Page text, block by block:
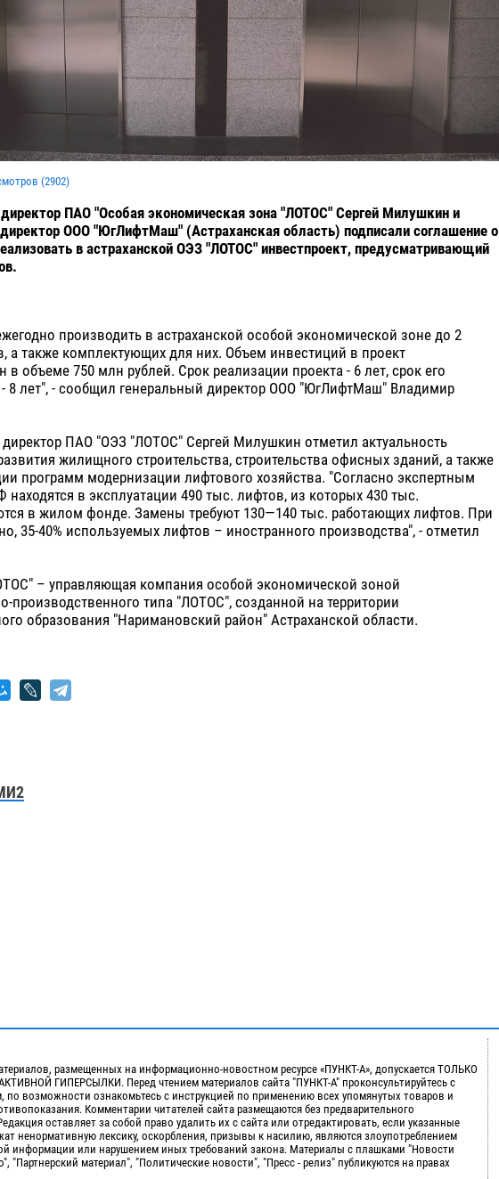
(2902)
ПАО "Особая экономическая зона "ЛОТОС" Сергей Милушкин и
ООО "ЮгЛифтМаш" (Астраханская область) подписали соглашение о
в астраханской ОЭЗ "ЛОТОС" инвестпроект, предусматривающий
производить в астраханской особой экономической зоне до 2
а также комплектующих для них. Объем инвестиций в проект
в объеме 750 млн рублей. Срок реализации проекта - 6 лет, срок его
8 лет", - сообщил генеральный директор ООО "ЮгЛифтМаш" Владимир
ПАО "ОЭЗ "ЛОТОС" Сергей Милушкин отметил актуальность
жилищного строительства, строительства офисных зданий, а также
программ модернизации лифтового хозяйства. "Согласно экспертным
находятся в эксплуатации 490 тыс. лифтов, из которых 430 тыс.
в жилом фонде. Замены требуют 130—140 тыс. работающих лифтов. При
35-40% используемых лифтов – иностранного производства", - отметил
– управляющая компания особой экономической зоной
производственного типа "ЛОТОС", созданной на территории
образования "Наримановский район" Астраханской области.
размещенных на информационно-новостном ресурсе «ПУНКТ-А», допускается ТОЛЬКО
ГИПЕРСЫЛКИ. Перед чтением материалов сайта "ПУНКТ-А" проконсультируйтесь с
по возможности ознакомьтесь с инструкцией по применению всех упомянутых товаров и
Комментарии читателей сайта размещаются без предварительного
оставляет за собой право удалить их с сайта или отредактировать, если указанные
ненормативную лексику, оскорбления, призывы к насилию, являются злоупотреблением
информации или нарушением иных требований закона. Материалы с плашками "Новости
"Партнерский материал", "Политические новости", "Пресс - релиз" публикуются на правах